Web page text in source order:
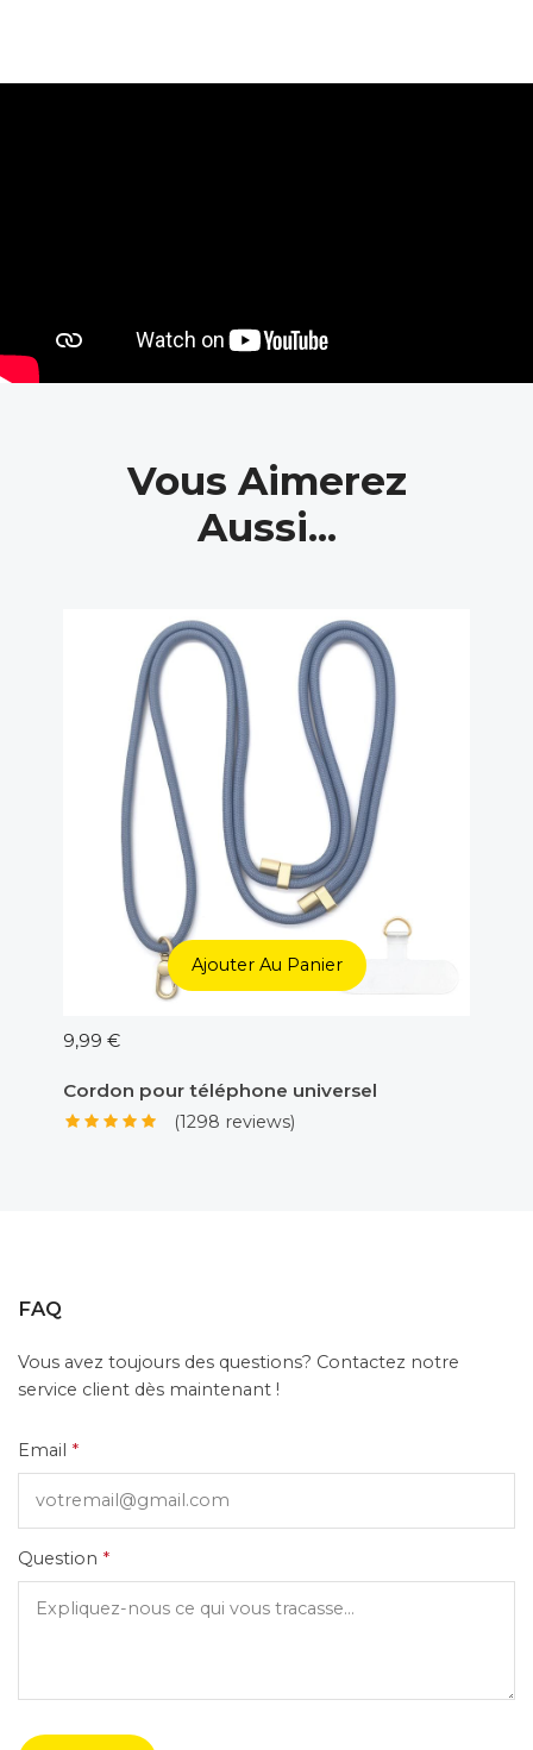
Vous Aimerez
Aussi...
Ajouter Au Panier
9,99 €
Cordon pour téléphone universel
(1298 reviews)
FAQ
Vous avez toujours des questions? Contactez notre
service client dès maintenant !
Email *
Question *